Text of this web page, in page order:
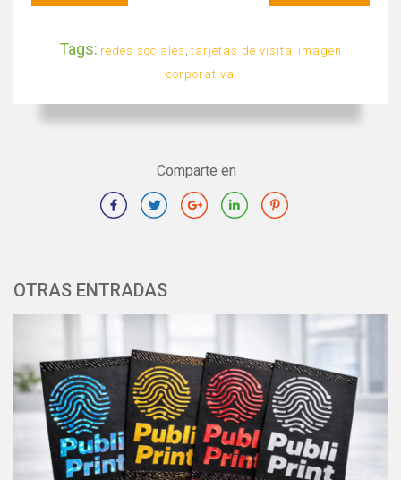
Tags: redes sociales ,tarjetas de visita imagen
corporativa
Comparte en
OTRAS ENTRADAS